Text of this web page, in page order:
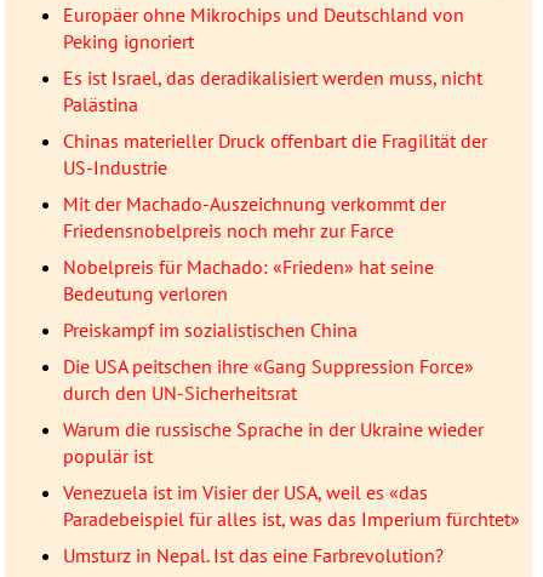
Europäer ohne Mikrochips und Deutschland von
Peking ignoriert
Es ist Israel, das deradikalisiert werden muss, nicht
Palästina
Chinas materieller Druck offenbart die Fragilität der
US-Industrie
Mit der Machado-Auszeichnung verkommt der
Friedensnobelpreis noch mehr zur Farce
Nobelpreis für Machado: «Frieden» hat seine
Bedeutung verloren
Preiskampf im sozialistischen China
Die USA peitschen ihre «Gang Suppression Force»
durch den UN-Sicherheitsrat
Warum die russische Sprache in der Ukraine wieder
populär ist
Venezuela ist im Visier der USA, weil es «das
Paradebeispiel für alles ist, was das Imperium fürchtet»
Umsturz in Nepal. Ist das eine Farbrevolution?